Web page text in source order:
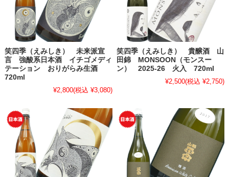
笑四季（えみしき） 未来派宣
言 強酸系日本酒 イチゴメディ
テーション おりがらみ生酒
720ml
¥2,800(税込 ¥3,080)
笑四季（えみしき） 貴醸酒 山
田錦 MONSOON（モンスー
ン） 2025-26 火入 720ml
¥2,500(税込 ¥2,750)